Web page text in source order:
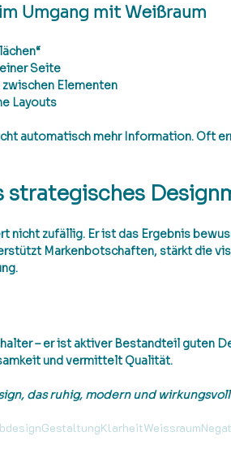
Umgang mit Weißraum
Seite
Elementen
Layouts
automatisch mehr Information. Oft
strategisches
nicht zufällig. Er ist das Ergebnis
Markenbotschaften, stärkt die
– er ist aktiver Bestandteil guten
und vermittelt Qualität.
das ruhig, modern und
GestaltungKlarheitWeissraum